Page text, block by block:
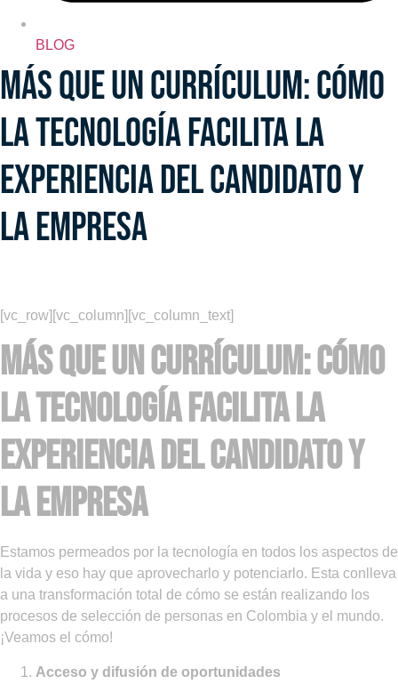
BLOG
Más que un currículum: cómo
la tecnología facilita la
experiencia del candidato y
la empresa
[vc_row][vc_column][vc_column_text]
Más que un currículum: cómo
la tecnología facilita la
experiencia del candidato y
la empresa
Estamos permeados por la tecnología en todos los aspectos de
la vida y eso hay que aprovecharlo y potenciarlo. Esta conlleva
a una transformación total de cómo se están realizando los
procesos de selección de personas en Colombia y el mundo.
¡Veamos el cómo!
Acceso y difusión de oportunidades